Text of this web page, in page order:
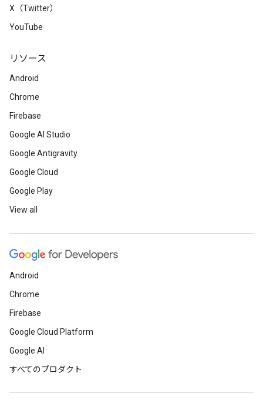
X（Twitter）
YouTube
リソース
Android
Chrome
Firebase
Google AI Studio
Google Antigravity
Google Cloud
Google Play
View all
Android
Chrome
Firebase
Google Cloud Platform
Google AI
すべてのプロダクト